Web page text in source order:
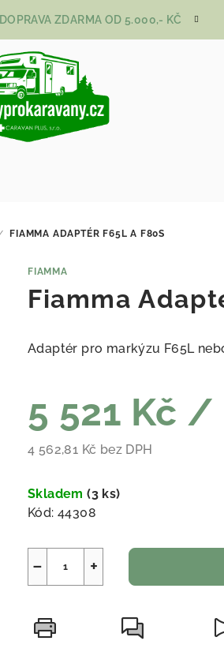
ZDARMA OD 5.000,- KČ
FIAMMA ADAPTÉR F65L A F80S
FIAMMA
Fiamma
Adaptér pro markýzu F65L
5 521 Kč /
4 562,81 Kč bez DPH
Skladem(3 ks)
Kód: 44308
+
−